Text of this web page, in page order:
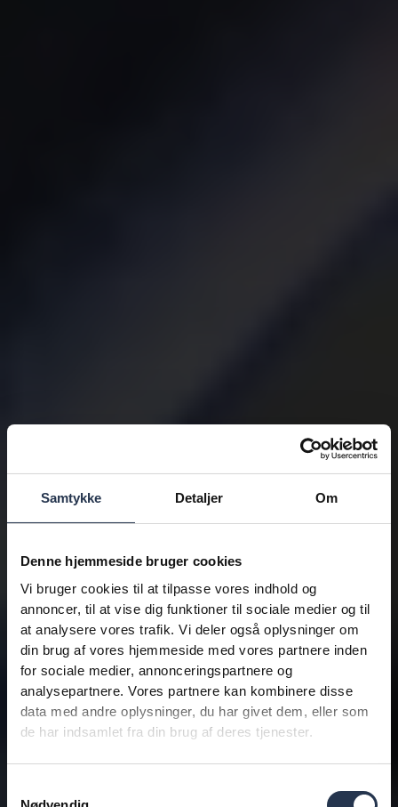
Samtykke Detaljer Om
Denne hjemmeside bruger cookies
Vi bruger cookies til at tilpasse vores indhold og
annoncer, til at vise dig funktioner til sociale medier og til
at analysere vores trafik. Vi deler også oplysninger om
din brug af vores hjemmeside med vores partnere inden
for sociale medier, annonceringspartnere og
analysepartnere. Vores partnere kan kombinere disse
data med andre oplysninger, du har givet dem, eller som
de har indsamlet fra din brug af deres tjenester.